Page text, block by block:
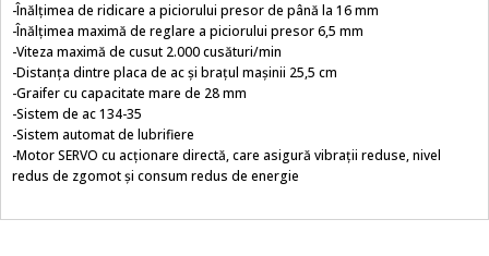
-Înălțimea de ridicare a piciorului presor de până la 16 mm
-Înălțimea maximă de reglare a piciorului presor 6,5 mm
-Viteza maximă de cusut 2.000 cusături/min
-Distanța dintre placa de ac și brațul mașinii 25,5 cm
-Graifer cu capacitate mare de 28 mm
-Sistem de ac 134-35
-Sistem automat de lubrifiere
-Motor SERVO cu acționare directă, care asigură vibrații reduse, nivel
redus de zgomot și consum redus de energie